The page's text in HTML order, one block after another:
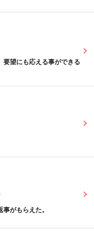
要望にも応える事ができる
がもらえた。